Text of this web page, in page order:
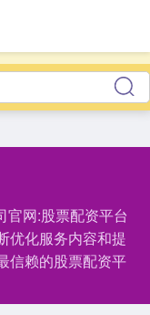
官网:股票配资平台
优化服务内容和提
信赖的股票配资平